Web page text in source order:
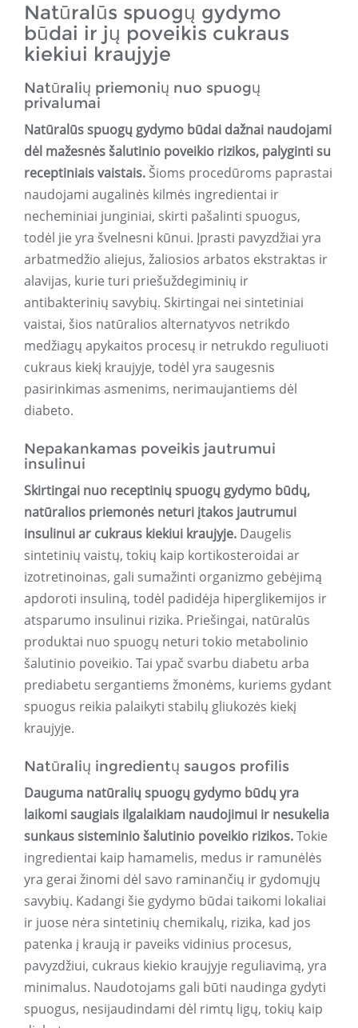
Natūralūs spuogų gydymo
būdai ir jų poveikis cukraus
kiekiui kraujyje
Natūralių priemonių nuo spuogų
privalumai
Natūralūs spuogų gydymo būdai dažnai naudojami
dėl mažesnės šalutinio poveikio rizikos, palyginti su
receptiniais vaistais. Šioms procedūroms paprastai
naudojami augalinės kilmės ingredientai ir
necheminiai junginiai, skirti pašalinti spuogus,
todėl jie yra švelnesni kūnui. Įprasti pavyzdžiai yra
arbatmedžio aliejus, žaliosios arbatos ekstraktas ir
alavijas, kurie turi priešuždegiminių ir
antibakterinių savybių. Skirtingai nei sintetiniai
vaistai, šios natūralios alternatyvos netrikdo
medžiagų apykaitos procesų ir netrukdo reguliuoti
cukraus kiekį kraujyje, todėl yra saugesnis
pasirinkimas asmenims, nerimaujantiems dėl
diabeto.
Nepakankamas poveikis jautrumui
insulinui
Skirtingai nuo receptinių spuogų gydymo būdų,
natūralios priemonės neturi įtakos jautrumui
insulinui ar cukraus kiekiui kraujyje. Daugelis
sintetinių vaistų, tokių kaip kortikosteroidai ar
izotretinoinas, gali sumažinti organizmo gebėjimą
apdoroti insuliną, todėl padidėja hiperglikemijos ir
atsparumo insulinui rizika. Priešingai, natūralūs
produktai nuo spuogų neturi tokio metabolinio
šalutinio poveikio. Tai ypač svarbu diabetu arba
prediabetu sergantiems žmonėms, kuriems gydant
spuogus reikia palaikyti stabilų gliukozės kiekį
kraujyje.
Natūralių ingredientų saugos profilis
Dauguma natūralių spuogų gydymo būdų yra
laikomi saugiais ilgalaikiam naudojimui ir nesukelia
sunkaus sisteminio šalutinio poveikio rizikos.Tokie
ingredientai kaip hamamelis, medus ir ramunėlės
yra gerai žinomi dėl savo raminančių ir gydomųjų
savybių. Kadangi šie gydymo būdai taikomi lokaliai
ir juose nėra sintetinių chemikalų, rizika, kad jos
patenka į kraują ir paveiks vidinius procesus,
pavyzdžiui, cukraus kiekio kraujyje reguliavimą, yra
minimalus. Naudotojams gali būti naudinga gydyti
spuogus, nesijaudindami dėl rimtų ligų, tokių kaip